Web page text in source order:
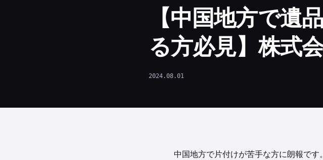
【中国地方で遺
る方必見】株式
2024.08.01
中国地方で片付けが苦手な方に朗報で